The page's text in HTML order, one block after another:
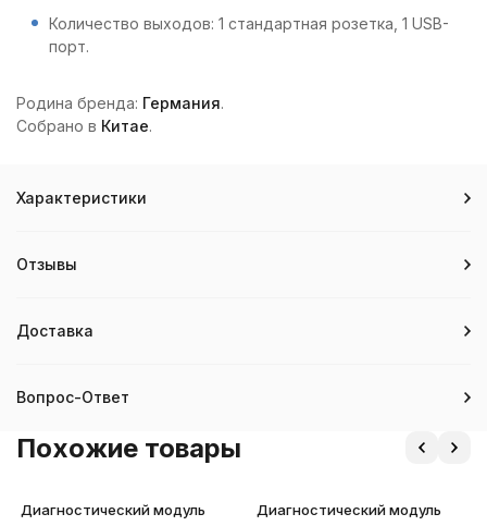
Количество выходов: 1 стандартная розетка, 1 USB-
порт.
Родина бренда: Германия.
Собрано в Китае.
Характеристики
Отзывы
Доставка
Вопрос-Ответ
Похожие товары
Диагностический модуль
Диагностический модуль